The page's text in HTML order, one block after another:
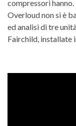
compressori hanno.
Overloud non si è
ed analisi di tre
Fairchild, installate